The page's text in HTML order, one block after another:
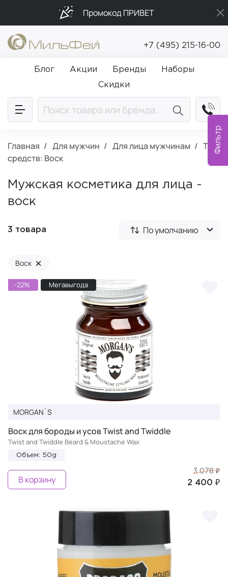
Фильтр
Промокод ПРИВЕТ
Бесплатная доставка от 5 000₽
Подарки в каждый заказ от 5 000₽
+7 (495) 215-16-00
Блог Акции Бренды
Наборы
Скидки
Главная Для мужчин Для лица мужчинам
Тип
средств: Воск
Мужская косметика для лица -
воск
3 товара По умолчанию
Воск ×
-22% Мегавыгода
MORGAN`S
Воск для бороды и усов Twist and Twiddle
Twist and Twiddle Beard & Moustache Wax
Объем: 50g
3 078 ₽
2 400 ₽
В корзину